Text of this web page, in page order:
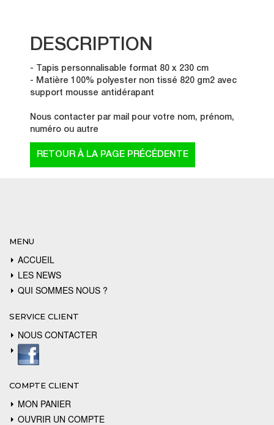
DESCRIPTION
- Tapis personnalisable format 80 x 230 cm
- Matière 100% polyester non tissé 820 gm2 avec
support mousse antidérapant
Nous contacter par mail pour votre nom, prénom,
numéro ou autre
MENU
ACCUEIL
LES NEWS
QUI SOMMES NOUS ?
SERVICE CLIENT
NOUS CONTACTER
COMPTE CLIENT
MON PANIER
OUVRIR UN COMPTE